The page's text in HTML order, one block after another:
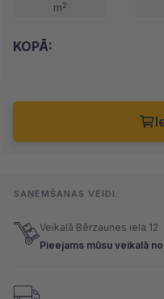
m2
KOPĀ:
SAŅEMŠANAS VEIDI:
Veikalā Bērzaunes iela 12
Pieejams mūsu veikalā